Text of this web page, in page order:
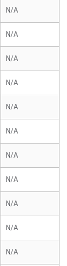
N/A
N/A
N/A
N/A
N/A
N/A
N/A
N/A
N/A
N/A
N/A